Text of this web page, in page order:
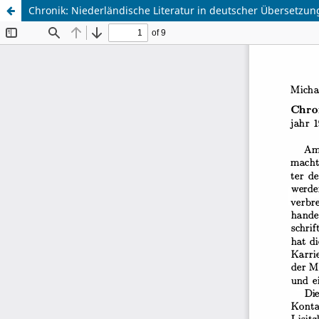
Chronik: Niederländische Literatur in deutscher